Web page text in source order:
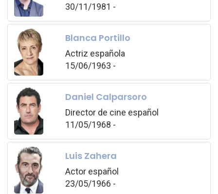
30/11/1981 -
Blanca Portillo
Actriz española
15/06/1963 -
Daniel Calparsoro
Director de cine español
11/05/1968 -
Luis Zahera
Actor español
23/05/1966 -